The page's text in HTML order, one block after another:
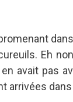
Eh
avait pas
arrivées